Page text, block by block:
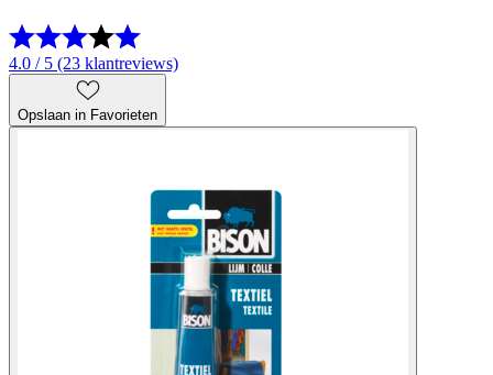
4.0 / 5 (23 klantreviews)
Opslaan in Favorieten